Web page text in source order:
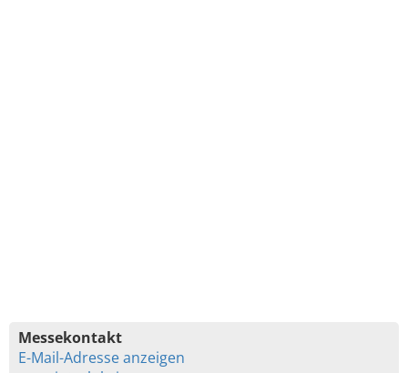
Messekontakt
E-Mail-Adresse anzeigen